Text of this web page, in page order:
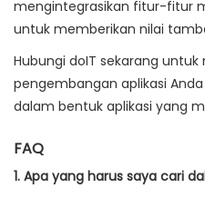
mengintegrasikan fitur-fitur
untuk memberikan nilai
Hubungi doIT sekarang
pengembangan aplikasi
dalam bentuk aplikasi yang
FAQ
1. Apa yang harus saya cari